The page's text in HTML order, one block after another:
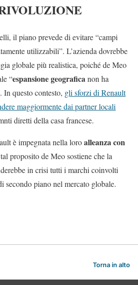
il piano prevede di evitare “campi
utilizzabili”. L’azienda dovrebbe
globale più realistica, poiché de Meo
“espansione geografica non ha
In questo contesto, gli sforzi di Renault
maggiormente dai partner locali
diretti della casa francese.
è impegnata nella loroalleanza con
proposito de Meo sostiene che la
in crisi tutti i marchi coinvolti
secondo piano nel mercato globale.
Torna in alto